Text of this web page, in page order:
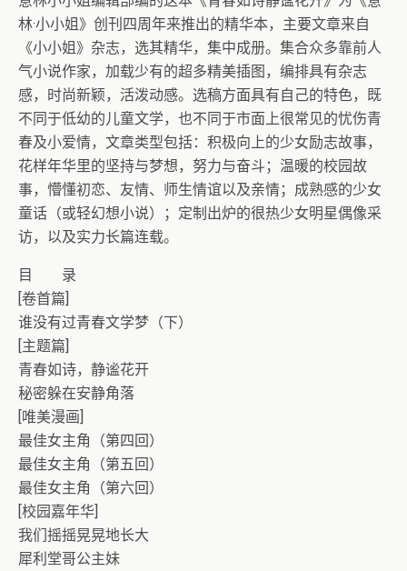
林·小小姐》创刊四周年来推出的精华本，主要文章来自
《小小姐》杂志，选其精华，集中成册。集合众多靠前人
气小说作家，加载少有的超多精美插图，编排具有杂志
感，时尚新颖，活泼动感。选稿方面具有自己的特色，既
不同于低幼的儿童文学，也不同于市面上很常见的忧伤青
春及小爱情，文章类型包括：积极向上的少女励志故事，
花样年华里的坚持与梦想，努力与奋斗；温暖的校园故
事，懵懂初恋、友情、师生情谊以及亲情；成熟感的少女
童话（或轻幻想小说）；定制出炉的很热少女明星偶像采
访，以及实力长篇连载。
目 录
[卷首篇]
谁没有过青春文学梦（下）
[主题篇]
青春如诗，静谧花开
秘密躲在安静角落
[唯美漫画]
最佳女主角（第四回）
最佳女主角（第五回）
最佳女主角（第六回）
[校园嘉年华]
我们摇摇晃晃地长大
犀利堂哥公主妹